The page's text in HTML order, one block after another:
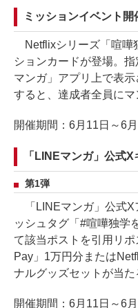
ミッションイベント開
Netflixシリーズ「喧嘩
ションカードが登場。
マンガ」アプリ上で表
すると、達成者全員にマ
開催期間：6月11日～6
「LINEマンガ」公式
第1弾
「LINEマンガ」公式X
ッシュタグ「#喧嘩独学
て該当ポストを引用リ
Pay」1万円分または
ナルグッズセットが当た
開催期間：6月11日～6